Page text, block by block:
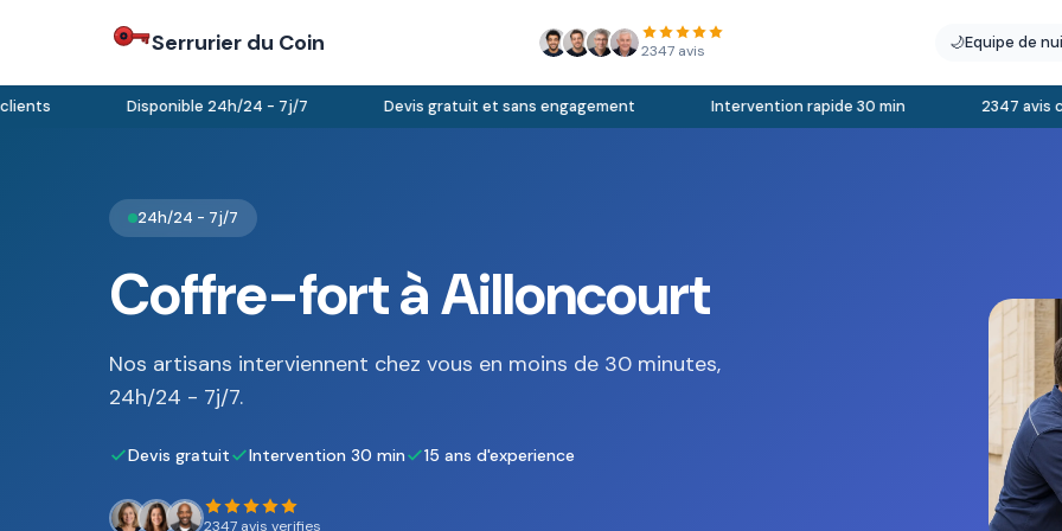
Serrurier du Coin 2347 avis 🌙Equipe de
Disponible 24h/24 - 7j/7 Devis gratuit et sans engagement Intervention rapide 30 min 2347 avis
24h/24 - 7j/7
Coffre-fort à Ailloncourt
Nos artisans interviennent chez vous en moins de 30 minutes,
24h/24 - 7j/7.
Devis gratuit Intervention 30 min 15 ans d'experience
2347 avis verifies